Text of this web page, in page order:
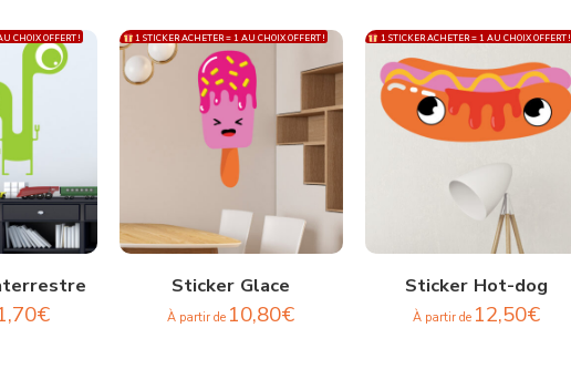
CHOIX OFFERT !
€
1 STICKER ACHETER = 1 AU CHOIX OFFERT !
Sticker Glace
À partir de 10,80€
1 STICKER ACHETER = 1 AU CHOIX OFFERT !
Sticker Hot-dog
À partir de 12,50€